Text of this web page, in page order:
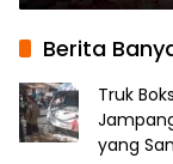
Berita
Truk
yang